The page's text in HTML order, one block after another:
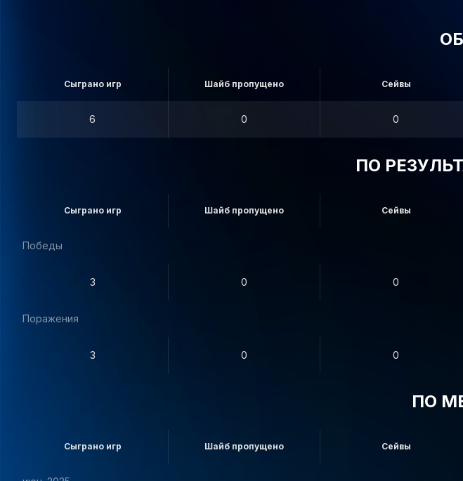
Сыграно игр Шайб пропущено Сейвы
6 0 0
ПО
Сыграно игр Шайб пропущено Сейвы
Победы
3 0 0
Поражения
3 0 0
ПО
Сыграно игр Шайб пропущено Сейвы